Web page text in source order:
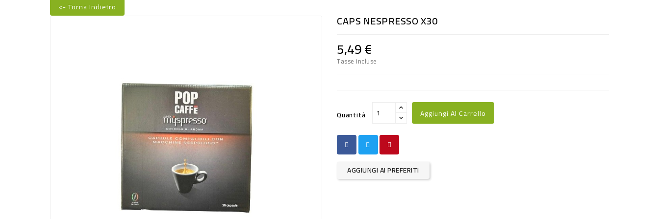
<- Torna Indietro
CAPS NESPRESSO X30
5,49 €
Tasse incluse
Quantità Aggiungi Al Carrello
AGGIUNGI AI PREFERITI